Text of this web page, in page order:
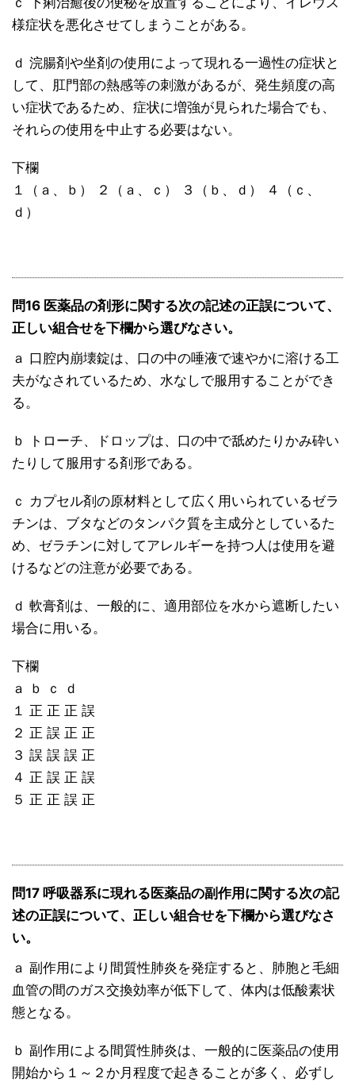
様症状を悪化させてしまうことがある。
ｄ 浣腸剤や坐剤の使用によって現れる一過性の症状と
して、肛門部の熱感等の刺激があるが、発生頻度の高
い症状であるため、症状に増強が見られた場合でも、
それらの使用を中止する必要はない。
下欄
１（ａ、ｂ） ２（ａ、ｃ） ３（ｂ、ｄ） ４（ｃ、
ｄ）
問16 医薬品の剤形に関する次の記述の正誤について、
正しい組合せを下欄から選びなさい。
ａ 口腔内崩壊錠は、口の中の唾液で速やかに溶ける工
夫がなされているため、水なしで服用することができ
る。
ｂ トローチ、ドロップは、口の中で舐めたりかみ砕い
たりして服用する剤形である。
ｃ カプセル剤の原材料として広く用いられているゼラ
チンは、ブタなどのタンパク質を主成分としているた
め、ゼラチンに対してアレルギーを持つ人は使用を避
けるなどの注意が必要である。
ｄ 軟膏剤は、一般的に、適用部位を水から遮断したい
場合に用いる。
下欄
ａ ｂ ｃ ｄ
１ 正 正 正 誤
２ 正 誤 正 正
３ 誤 誤 誤 正
４ 正 誤 正 誤
５ 正 正 誤 正
問17 呼吸器系に現れる医薬品の副作用に関する次の記
述の正誤について、正しい組合せを下欄から選びなさ
い。
ａ 副作用により間質性肺炎を発症すると、肺胞と毛細
血管の間のガス交換効率が低下して、体内は低酸素状
態となる。
ｂ 副作用による間質性肺炎は、一般的に医薬品の使用
開始から１～２か月程度で起きることが多く、必ずし